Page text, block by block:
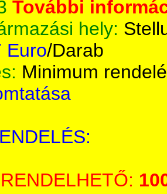
További
hely:
Euro/Darab
Minimum